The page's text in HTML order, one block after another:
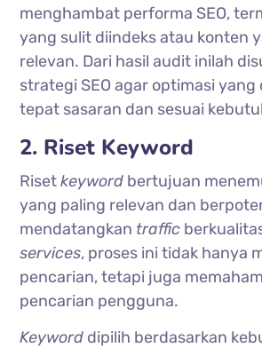
menghambat performa SEO,
yang sulit diindeks atau konten
relevan. Dari hasil audit inilah
strategi SEO agar optimasi yang
tepat sasaran dan sesuai
2. Riset Keyword
Risetkeyword bertujuan
yang paling relevan dan
mendatangkan traffic
services, proses ini tidak hanya
pencarian, tetapi juga
pencarian pengguna.
Keyword dipilih berdasarkan